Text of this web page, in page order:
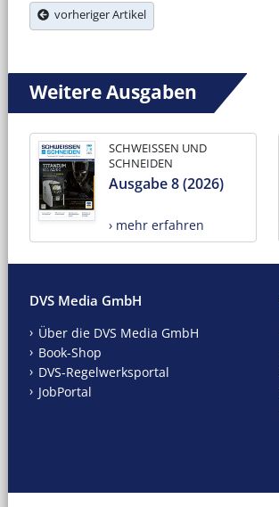
vorheriger Artikel
Weitere Ausgaben
SCHWEISSEN UND
SCHNEIDEN
Ausgabe 8 (2026)
› mehr erfahren
DVS Media GmbH
Über die DVS Media GmbH
Book-Shop
DVS-Regelwerksportal
JobPortal